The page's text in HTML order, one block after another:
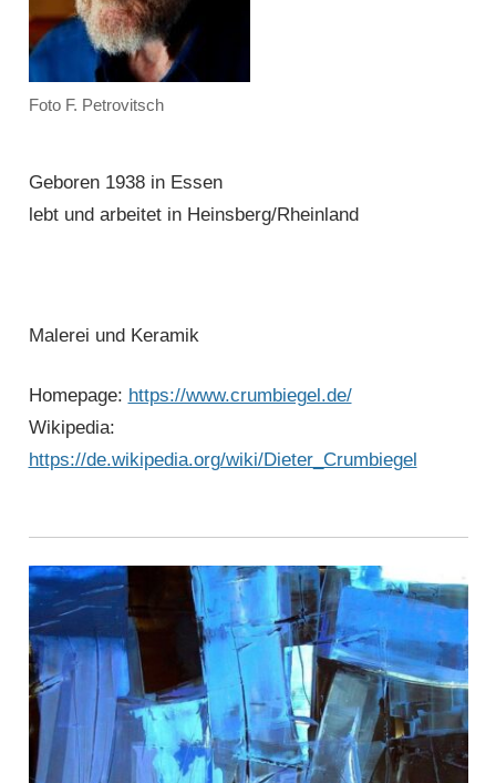
Foto F. Petrovitsch
Geboren 1938 in Essen
lebt und arbeitet in Heinsberg/Rheinland
Malerei und Keramik
Homepage: https://www.crumbiegel.de/
Wikipedia:
https://de.wikipedia.org/wiki/Dieter_Crumbiegel